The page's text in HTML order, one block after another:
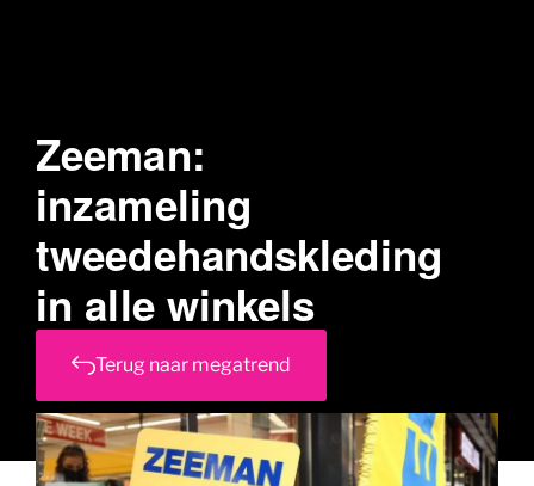
Zeeman:
inzameling
tweedehandskleding
in alle winkels
Terug naar megatrend